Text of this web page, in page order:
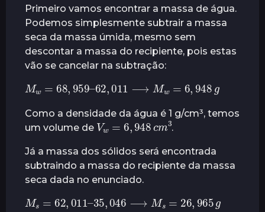
Primeiro vamos encontrar a massa de água.
Podemos simplesmente subtrair a massa
seca da massa úmida, mesmo sem
descontar a massa do recipiente, pois estas
vão se cancelar na subtração:
M 68 959 –62,011 M w ,948g
Como a densidade da água é 1 g/cm³, temos
um volume de
Vw=6 ,948 c
m3
.
Já a massa dos sólidos será encontrada
subtraindo a massa do recipiente da massa
seca dada no enunciado.
M 62 011 35 046 M s 26,965g